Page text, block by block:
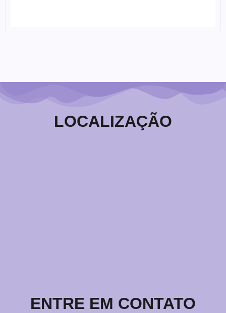
LOCALIZAÇÃO
ENTRE EM CONTATO